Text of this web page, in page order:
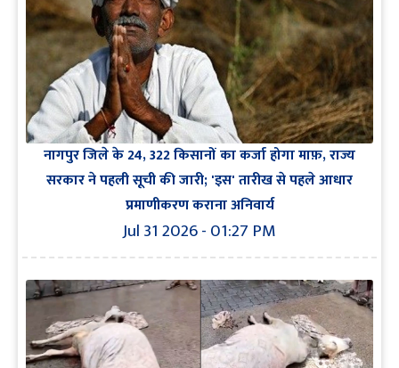
नागपुर जिले के 24, 322 किसानों का कर्जा होगा माफ़, राज्य
सरकार ने पहली सूची की जारी; 'इस' तारीख से पहले आधार
प्रमाणीकरण कराना अनिवार्य
Jul 31 2026 - 01:27 PM